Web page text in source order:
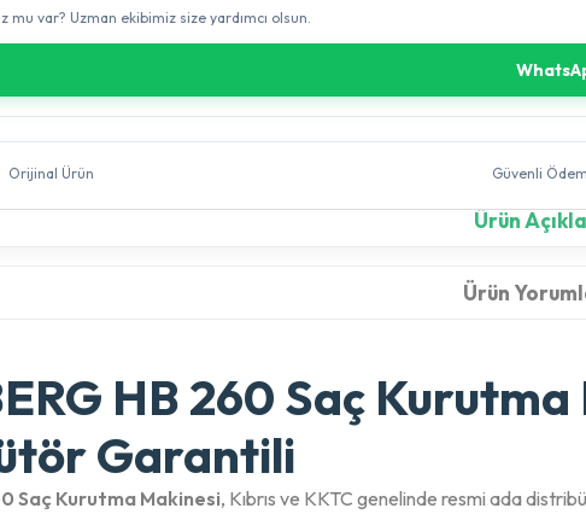
mu var? Uzman ekibimiz size yardımcı olsun.
Orijinal Ürün Güvenli
Ürün
Ürün
HB 260 Saç Kurutma
Garantili
Saç Kurutma Makinesi, Kıbrıs ve KKTC genelinde resmi ada